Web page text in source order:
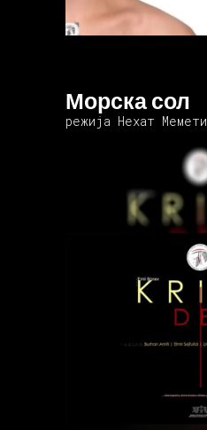
Морска сол
режија Нехат Мемети